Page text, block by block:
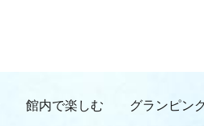
館内で楽しむ グランピン